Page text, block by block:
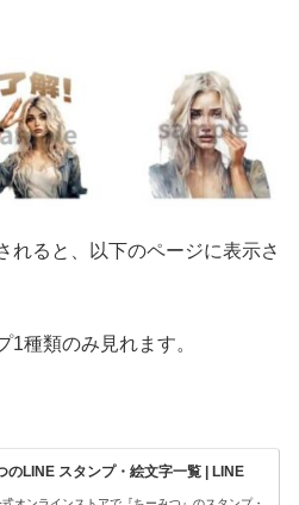
れると、以下のページに表示さ
1種類のみ見れます。
のLINE スタンプ・絵文字一覧 | LINE